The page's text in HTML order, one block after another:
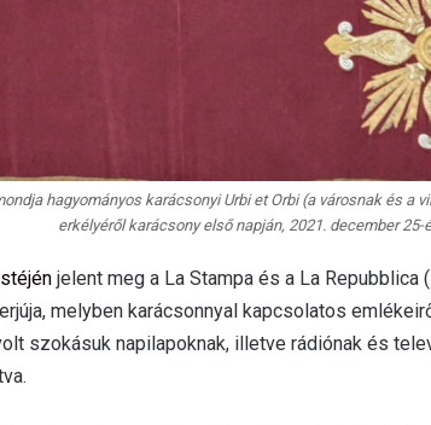
hagyományos karácsonyi Urbi et Orbi (a városnak és a
erkélyéről karácsony első napján, 2021. december
jelent meg a La Stampa és a La
melyben karácsonnyal kapcsolatos
szokásuk napilapoknak, illetve rádiónak és